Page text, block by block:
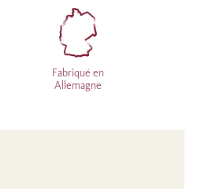
Fabriqué en
Allemagne